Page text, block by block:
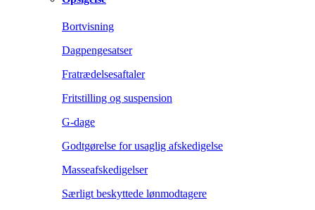
Bortvisning
Dagpengesatser
Fratrædelsesaftaler
Fritstilling og suspension
G-dage
Godtgørelse for usaglig afskedigelse
Masseafskedigelser
Særligt beskyttede lønmodtagere